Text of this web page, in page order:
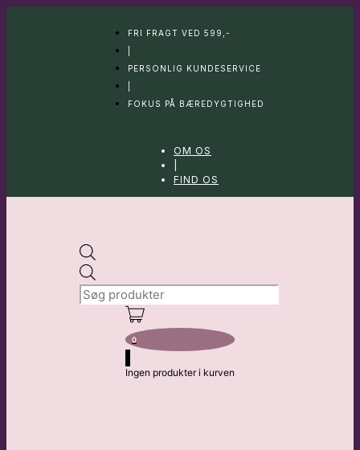
FRI FRAGT VED 599,-
PERSONLIG KUNDESERVICE
FOKUS PÅ BÆREDYGTIGHED
OM OS
FIND OS
search
0
Ingen produkter i kurven